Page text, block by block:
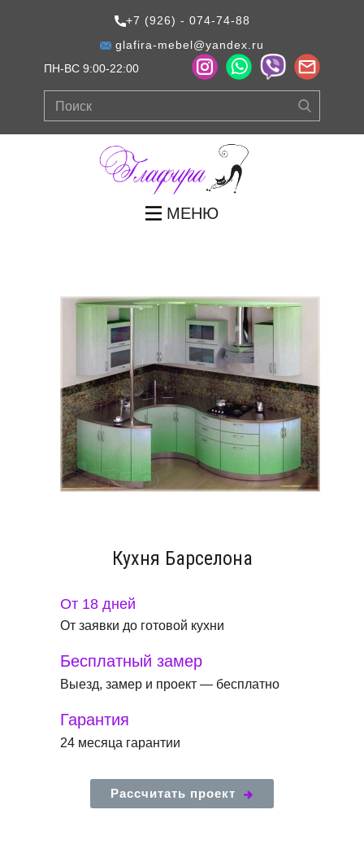
+7 (926) - 074-74-88
glafira-mebel@yandex.ru
ПН-ВС 9:00-22:00
МЕНЮ
Кухня Барселона
От 18 дней
От заявки до готовой кухни
Бесплатный замер
Выезд, замер и проект — бесплатно
Гарантия
24 месяца гарантии
Рассчитать проект